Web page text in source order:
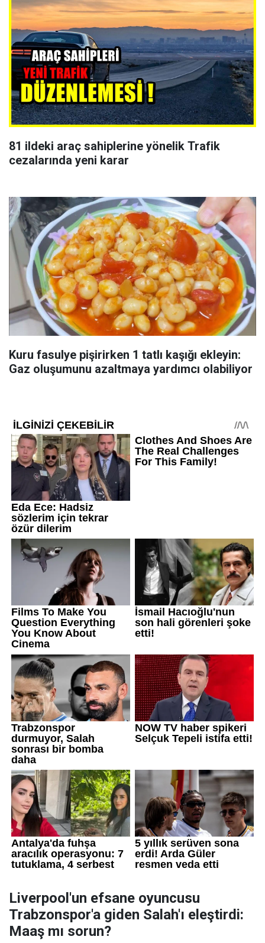
81 ildeki araç sahiplerine yönelik Trafik
cezalarında yeni karar
Kuru fasulye pişirirken 1 tatlı kaşığı ekleyin:
Gaz oluşumunu azaltmaya yardımcı olabiliyor
Liverpool'un efsane oyuncusu
Trabzonspor'a giden Salah'ı eleştirdi:
Maaş mı sorun?